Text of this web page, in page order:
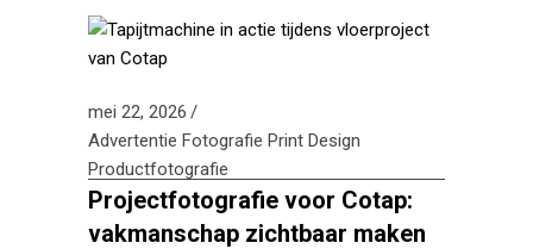
mei 22, 2026
Advertentie Fotografie Print Design
Productfotografie
Projectfotografie voor Cotap:
vakmanschap zichtbaar maken